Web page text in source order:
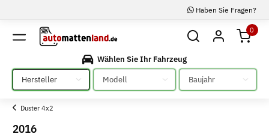
Haben Sie Fragen?
0
Wählen Sie Ihr Fahrzeug
Bitte auswählen
Bitte auswählen Bitte auswählen
Duster 4x2
2016